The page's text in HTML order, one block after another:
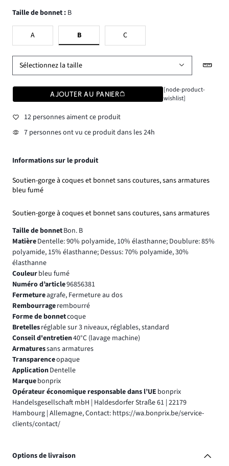
Taille de bonnet : B
A B C
Sélectionnez la taille
AJOUTER AU PANIER
[node-product-
wishlist]
12 personnes aiment ce produit
7 personnes ont vu ce produit dans les 24h
Informations sur le produit
Soutien-gorge à coques et bonnet sans coutures, sans armatures
bleu fumé
Soutien-gorge à coques et bonnet sans coutures, sans armatures
Taille de bonnetBon. B
MatièreDentelle: 90% polyamide, 10% élasthanne; Doublure: 85%
polyamide, 15% élasthanne; Dessus: 70% polyamide, 30%
élasthanne
Couleurbleu fumé
Numéro d’article96856381
Fermetureagrafe, Fermeture au dos
Rembourragerembourré
Forme de bonnetcoque
Bretellesréglable sur 3 niveaux, réglables, standard
Conseil d'entretien40°C (lavage machine)
Armaturessans armatures
Transparenceopaque
ApplicationDentelle
Marquebonprix
Opérateur économique responsable dans l’UE bonprix
Handelsgesellschaft mbH | Haldesdorfer Straße 61 | 22179
Hambourg | Allemagne, Contact: https://wa.bonprix.be/service-
clients/contact/
Options de livraison